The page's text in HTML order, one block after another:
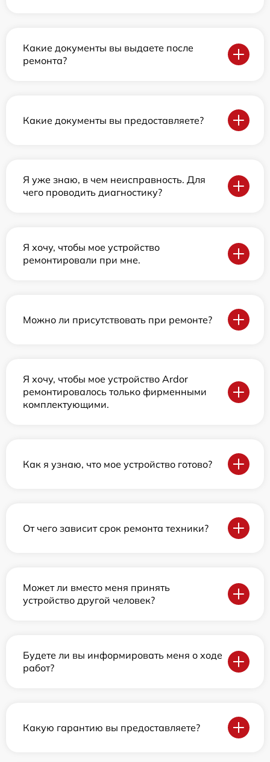
Какие документы вы выдаете после
ремонта?
Какие документы вы предоставляете?
Я уже знаю, в чем неисправность. Для
чего проводить диагностику?
Я хочу, чтобы мое устройство
ремонтировали при мне.
Можно ли присутствовать при ремонте?
Я хочу, чтобы мое устройство Ardor
ремонтировалось только фирменными
комплектующими.
Как я узнаю, что мое устройство готово?
От чего зависит срок ремонта техники?
Может ли вместо меня принять
устройство другой человек?
Будете ли вы информировать меня о ходе
работ?
Какую гарантию вы предоставляете?